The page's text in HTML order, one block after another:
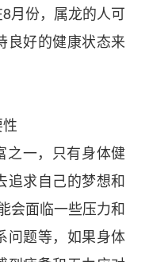
月份，属龙的人可
良好的健康状态来
之一，只有身体健
追求自己的梦想和
会面临一些压力和
问题等，如果身体